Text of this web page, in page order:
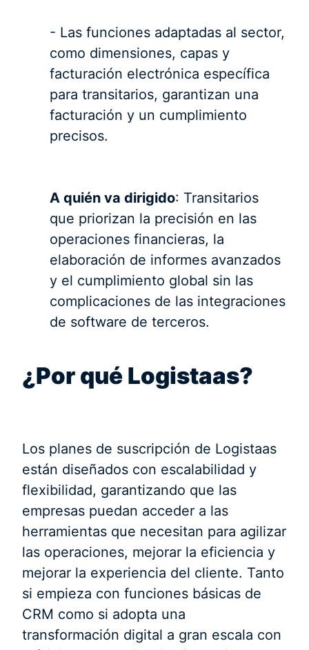
- Las funciones adaptadas al sector,
como dimensiones, capas y
facturación electrónica específica
para transitarios, garantizan una
facturación y un cumplimiento
precisos.
A quién va dirigido: Transitarios
que priorizan la precisión en las
operaciones financieras, la
elaboración de informes avanzados
y el cumplimiento global sin las
complicaciones de las integraciones
de software de terceros.
¿Por qué Logistaas?
Los planes de suscripción de Logistaas
están diseñados con escalabilidad y
flexibilidad, garantizando que las
empresas puedan acceder a las
herramientas que necesitan para agilizar
las operaciones, mejorar la eficiencia y
mejorar la experiencia del cliente. Tanto
si empieza con funciones básicas de
CRM como si adopta una
transformación digital a gran escala con